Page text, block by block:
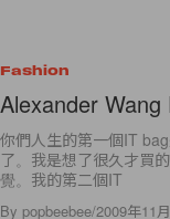
Fashion
Alexander
你們人生的第一個IT
了。我是想了很久才買
覺。我的第二個IT
By popbeebee/2009年11